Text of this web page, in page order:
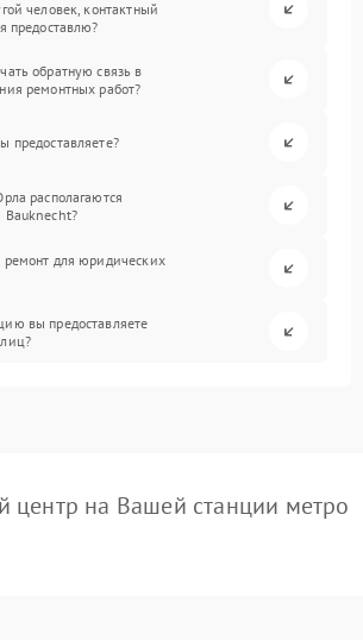
человек, контактный
предоставлю?
обратную связь в
ремонтных работ?
предоставляете?
располагаются
Bauknecht?
для юридических
вы предоставляете
центр на Вашей станции метро